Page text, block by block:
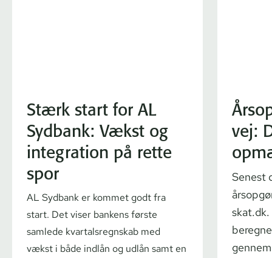
Stærk start for AL
Sydbank: Vækst og
integration på rette
spor
AL Sydbank er kommet godt fra
start. Det viser bankens første
samlede kvar­tals­regn­skab med
vækst i både indlån og udlån samt en
vej:
Senest
skat.dk.